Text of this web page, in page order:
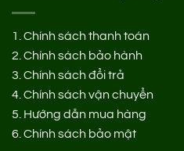
1. Chính sách thanh toán
2. Chính sách bảo hành
3. Chính sách đổi trả
4. Chính sách vận chuyển
5. Hướng dẫn mua hàng
6. Chính sách bảo mật